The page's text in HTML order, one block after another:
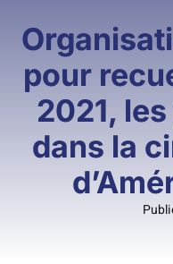
pour
2021,
dans la